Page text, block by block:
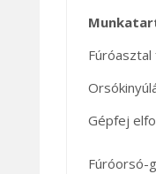
Gépfej
Fúróorsó-